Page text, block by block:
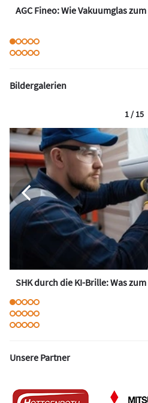
AGC Fineo: Wie Vakuumglas
Bildergalerien
SHK durch die KI-Brille: Was
1 / 15
Unsere Partner